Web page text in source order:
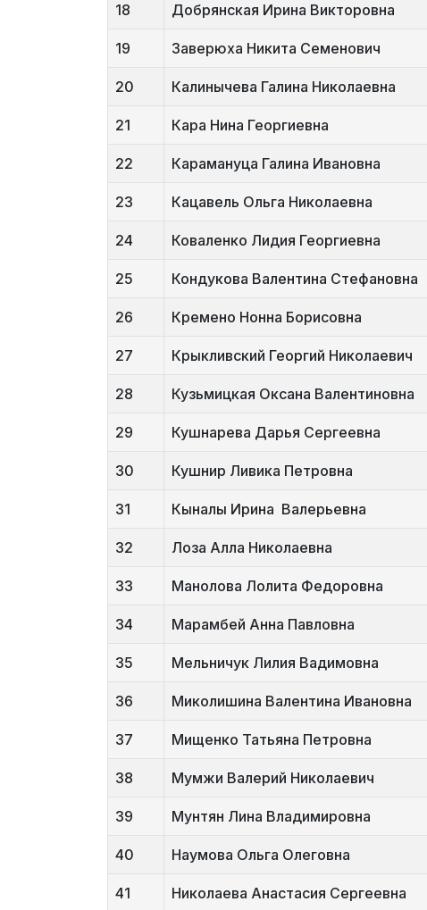
18 Добрянская Ирина Викторовна
19 Заверюха Никита Семенович
20 Калинычева Галина Николаевна
21 Кара Нина Георгиевна
22 Карамануца Галина Ивановна
23 Кацавель Ольга Николаевна
24 Коваленко Лидия Георгиевна
25 Кондукова Валентина Стефановна
26 Кремено Нонна Борисовна
27 Крыкливский Георгий Николаевич
28 Кузьмицкая Оксана Валентиновна
29 Кушнарева Дарья Сергеевна
30 Кушнир Ливика Петровна
31 Кыналы Ирина Валерьевна
32 Лоза Алла Николаевна
33 Манолова Лолита Федоровна
34 Марамбей Анна Павловна
35 Мельничук Лилия Вадимовна
36 Миколишина Валентина Ивановна
37 Мищенко Татьяна Петровна
38 Мумжи Валерий Николаевич
39 Мунтян Лина Владимировна
40 Наумова Ольга Олеговна
41 Николаева Анастасия Сергеевна